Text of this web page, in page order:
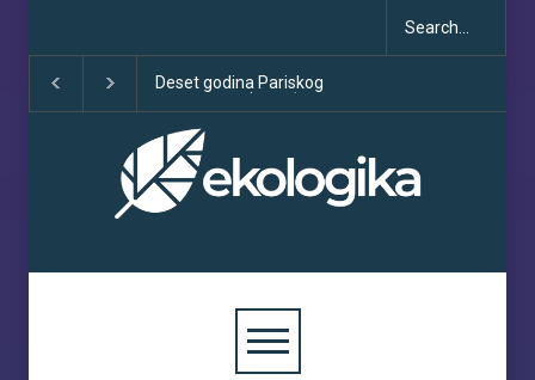
Deset godina Pariskog
sporazuma: između
obećanja i učinka